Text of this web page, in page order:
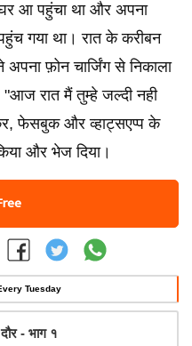
आ पहुंचा था और अपना
गया था। रात के करीबन
फ़ोन चार्जिंग से निकाला
"आज रात मैं तुम्हे जल्दी नही
फेसबुक और व्हाट्सएप्प के
और भेज दिया।
Tuesday
- भाग १